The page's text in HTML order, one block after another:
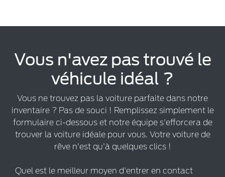
Vous n'avez pas trouvé le
véhicule idéal ?
Vous ne trouvez pas la voiture parfaite dans notre
inventaire ? Pas de souci ! Remplissez simplement le
formulaire ci-dessous et notre équipe s'efforcera de
trouver la voiture idéale pour vous. Votre voiture de
rêve n'est qu'à quelques clics !
Quel est le meilleur moyen d'entrer en contact